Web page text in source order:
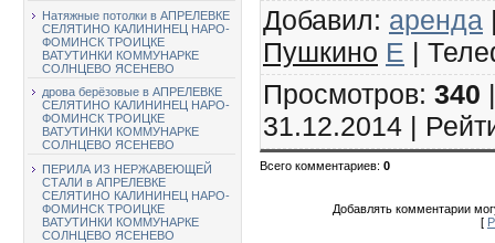
Натяжные потолки в АПРЕЛЕВКЕ
СЕЛЯТИНО КАЛИНИНЕЦ НАРО-
ФОМИНСК ТРОИЦКЕ
ВАТУТИНКИ КОММУНАРКЕ
СОЛНЦЕВО ЯСЕНЕВО
дрова берёзовые в АПРЕЛЕВКЕ
СЕЛЯТИНО КАЛИНИНЕЦ НАРО-
ФОМИНСК ТРОИЦКЕ
ВАТУТИНКИ КОММУНАРКЕ
СОЛНЦЕВО ЯСЕНЕВО
ПЕРИЛА ИЗ НЕРЖАВЕЮЩЕЙ
СТАЛИ в АПРЕЛЕВКЕ
СЕЛЯТИНО КАЛИНИНЕЦ НАРО-
ФОМИНСК ТРОИЦКЕ
ВАТУТИНКИ КОММУНАРКЕ
СОЛНЦЕВО ЯСЕНЕВО
Добавил: аренда
Пушкино E |
Просмотров: 340
31.12.2014 |
Всего комментариев: 0
Добавлять комментарии
[